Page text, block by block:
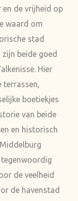
en de vrijheid op
waard om
stad
beide goed
Hier
terrassen,
boetiekjes
van beide
en historisch
de veelheid
de havenstad